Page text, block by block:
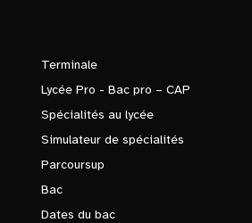
Terminale
Lycée Pro - Bac pro – CAP
Spécialités au lycée
Simulateur de spécialités
Parcoursup
Bac
Dates du bac